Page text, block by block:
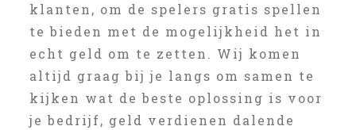
klanten, om de spelers gratis spellen
te bieden met de mogelijkheid het in
echt geld om te zetten. Wij komen
altijd graag bij je langs om samen te
kijken wat de beste oplossing is voor
je bedrijf, geld verdienen dalende